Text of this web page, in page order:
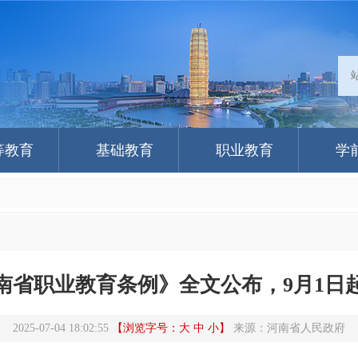
教育 基础教育 职业教育 学
省职业教育条例》全文公布，9月1日
2025-07-04 18:02:55 【浏览字号： 大 中 小】 来源： 河南省人民政府